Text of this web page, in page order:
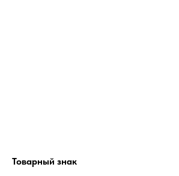
Товарный знак